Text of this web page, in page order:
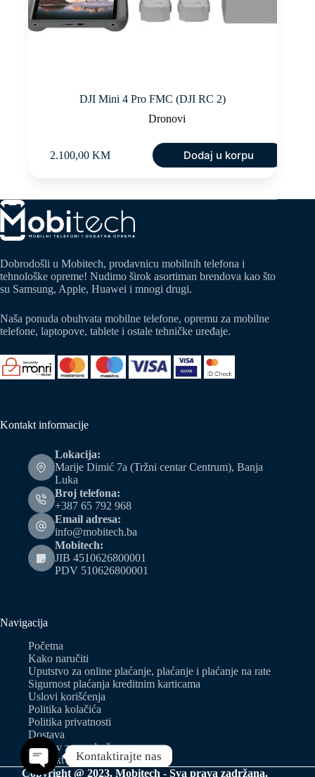
DJI Mini 4 Pro FMC (DJI RC 2)
Dronovi
2.100,00 KM Dodaj u korpu
Dobrodošli u Mobitech, prodavnicu mobilnih telefona i
tehnološke opreme! Nudimo širok asortiman brendova kao što
su Samsung, Apple, Huawei i mnogi drugi.
Naša ponuda obuhvata mobilne telefone, opremu za mobilne
telefone, laptopove, tablete i ostale tehničke uređaje.
Kontakt informacije
Lokacija:
Marije Dimić 7a (Tržni centar Centrum), Banja
Luka
Broj telefona:
+387 65 792 968
Email adresa:
info@mobitech.ba
Mobitech:
JIB 4510626800001
PDV 510626800001
Navigacija
Početna
Kako naručiti
Uputstvo za online plaćanje, plaćanje i plaćanje na rate
Sigurnost plaćanja kreditnim karticama
Uslovi korišćenja
Politika kolačića
Politika privatnosti
Dostava
Zahtjev za predračun
Kontakt
Copyright @ 2023. Mobitech - Sva prava zadržana.
Kontaktirajte nas